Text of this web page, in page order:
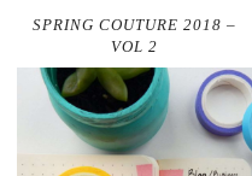
SPRING COUTURE 2018 –
VOL 2